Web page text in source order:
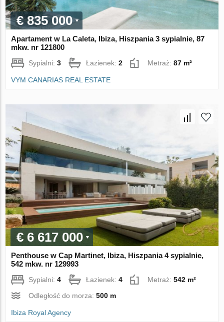
€ 835 000
Apartament w La Caleta, Ibiza, Hiszpania 3 sypialnie, 87
mkw. nr 121800
Sypialni:3 Łazienek:2 Metraż:87 m²
VYM CANARIAS REAL ESTATE
€ 6 617 000
Penthouse w Cap Martinet, Ibiza, Hiszpania 4 sypialnie,
542 mkw. nr 129993
Sypialni:4 Łazienek:4 Metraż:542 m²
Odległość do morza:500 m
Ibiza Royal Agency